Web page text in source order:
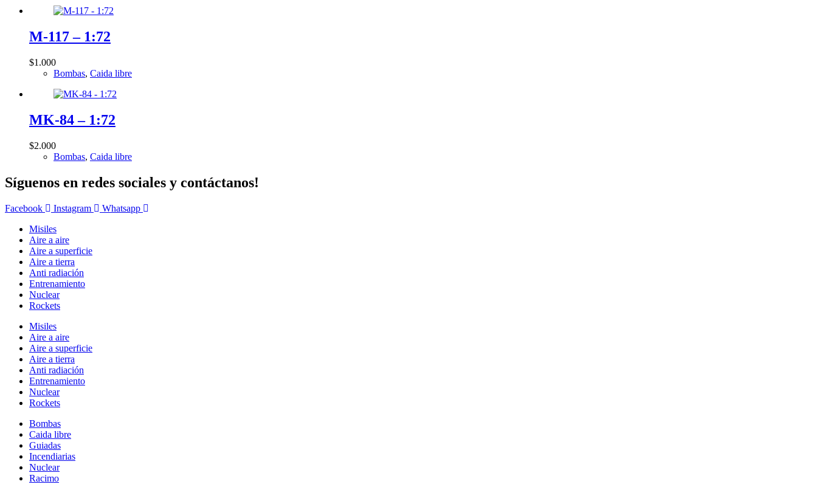
M-117 – 1:72
$1.000
Bombas, Caida libre
MK-84 – 1:72
$2.000
Bombas, Caida libre
Síguenos en redes sociales y contáctanos!
Facebook Instagram
Whatsapp
Misiles
Aire a aire
Aire a superficie
Aire a tierra
Anti radiación
Entrenamiento
Nuclear
Rockets
Misiles
Aire a aire
Aire a superficie
Aire a tierra
Anti radiación
Entrenamiento
Nuclear
Rockets
Bombas
Caida libre
Guiadas
Incendiarias
Nuclear
Racimo